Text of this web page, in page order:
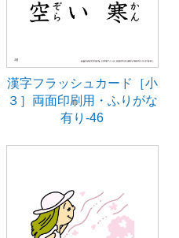
漢字フラッシュカード［小
３］両面印刷用・ふりがな
有り-46